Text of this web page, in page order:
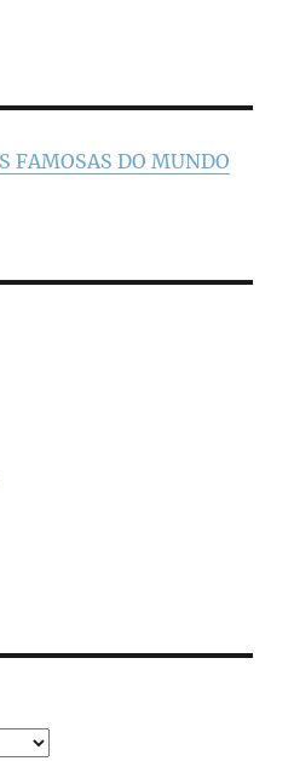
FAMOSAS DO MUNDO